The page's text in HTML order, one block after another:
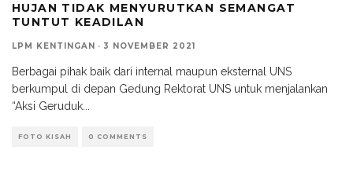
HUJAN TIDAK MENYURUTKAN SEMANGAT
TUNTUT KEADILAN
LPM KENTINGAN · 3 NOVEMBER 2021
Berbagai pihak baik dari internal maupun eksternal UNS
berkumpul di depan Gedung Rektorat UNS untuk menjalankan
“Aksi Geruduk
FOTO KISAH 0 COMMENTS